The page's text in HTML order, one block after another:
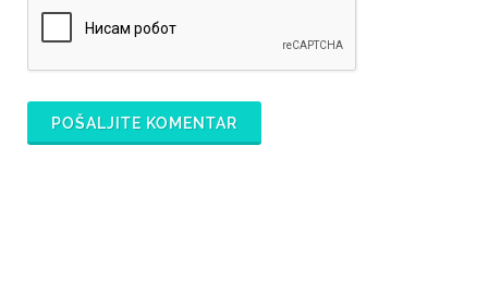
POŠALJITE KOMENTAR